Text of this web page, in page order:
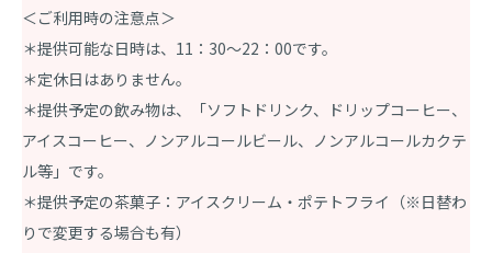
＜ご利用時の注意点＞
＊提供可能な日時は、11：30～22：00です。
＊定休日はありません。
＊提供予定の飲み物は、「ソフトドリンク、ドリップコーヒー、
アイスコーヒー、ノンアルコールビール、ノンアルコールカクテ
ル等」です。
＊提供予定の茶菓子：アイスクリーム・ポテトフライ（※日替わ
りで変更する場合も有）